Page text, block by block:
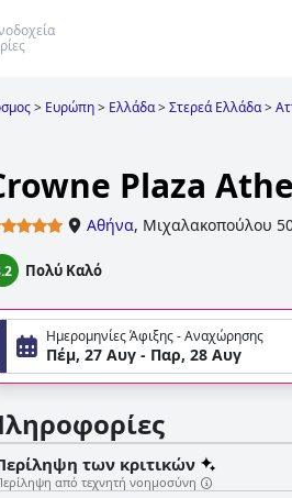
> Ευρώπη> Ελλάδα>Στερεά Ελλάδα>
Plaza
Αθήνα, Μιχαλακοπούλου
Πολύ Καλό
Ημερομηνίες Άφιξης - Αναχώρησης
Πέμ, 27 Αυγ - Παρ, 28 Αυγ
των κριτικών
από τεχνητή νοημοσύνη